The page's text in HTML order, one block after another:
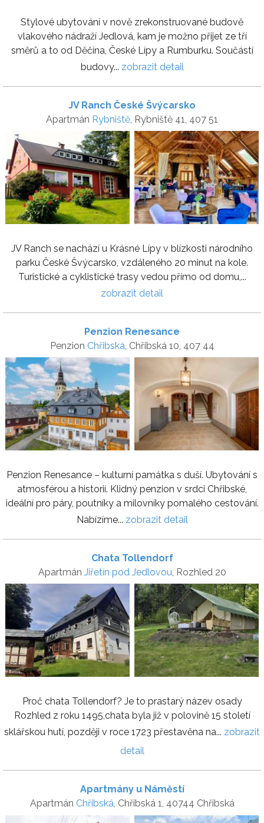
Stylové ubytování v nově zrekonstruované budově
vlakového nádraží Jedlová, kam je možno přijet ze tří
směrů a to od Děčína, České Lípy a Rumburku. Součástí
budovy... zobrazit detail
JV Ranch České Švýcarsko
Apartmán Rybniště, Rybniště 41, 407 51
JV Ranch se nachází u Krásné Lípy v blízkosti národního
parku České Švýcarsko, vzdáleného 20 minut na kole.
Turistické a cyklistické trasy vedou přímo od domu,...
zobrazit detail
Penzion Renesance
Penzion Chřibská, Chřibská 10, 407 44
Penzion Renesance – kulturní památka s duší. Ubytování s
atmosférou a historií. Klidný penzion v srdci Chřibské,
ideální pro páry, poutníky a milovníky pomalého cestování.
Nabízíme... zobrazit detail
Chata Tollendorf
Apartmán Jiřetín pod Jedlovou, Rozhled 20
Proč chata Tollendorf? Je to prastarý název osady
Rozhled z roku 1495,chata byla již v polovině 15 století
sklářskou hutí, později v roce 1723 přestavěna na... zobrazit
detail
Apartmány u Náměstí
Apartmán Chřibská, Chřibská 1, 40744 Chřibská